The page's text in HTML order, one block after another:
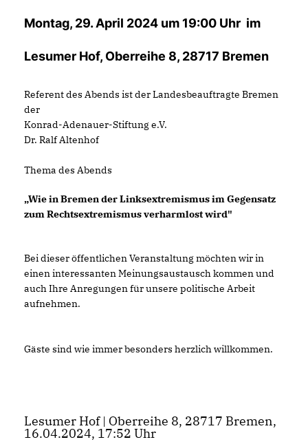
Montag, 29. April 2024 um 19:00 Uhr im
Lesumer Hof, Oberreihe 8, 28717 Bremen
Referent des Abends ist der Landesbeauftragte Bremen
der
Konrad-Adenauer-Stiftung e.V.
Dr. Ralf Altenhof
Thema des Abends
Wie in Bremen der Linksextremismus im Gegensatz
zum Rechtsextremismus verharmlost wird"
Bei dieser öffentlichen Veranstaltung möchten wir in
einen interessanten Meinungsaustausch kommen und
auch Ihre Anregungen für unsere politische Arbeit
aufnehmen.
Gäste sind wie immer besonders herzlich willkommen.
Lesumer Hof | Oberreihe 8, 28717 Bremen,
16.04.2024, 17:52 Uhr